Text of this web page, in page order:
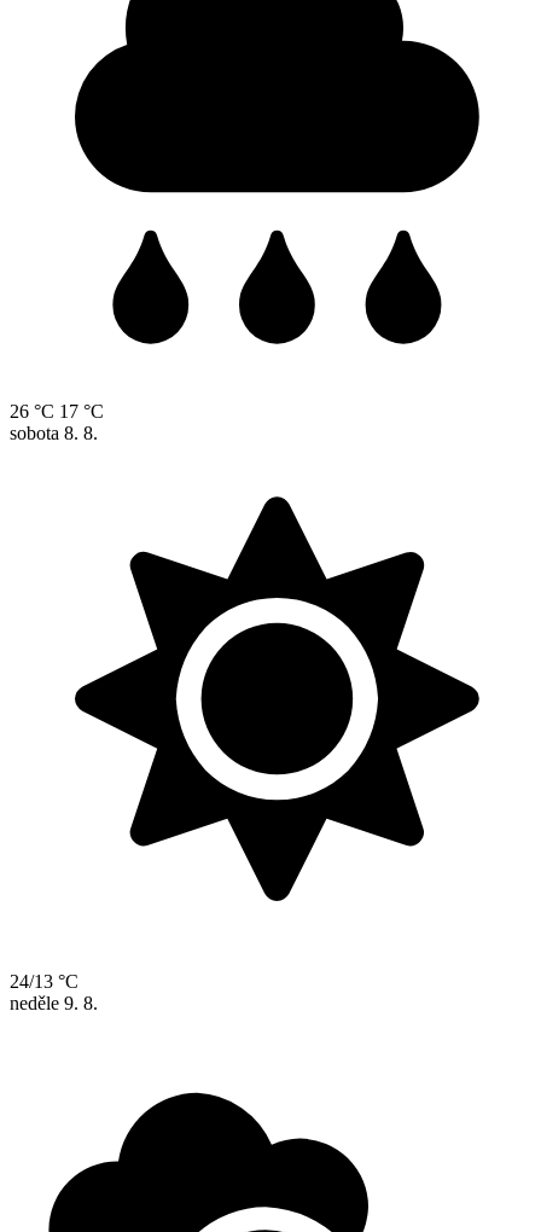
26 °C 17 °C
sobota 8. 8.
24/13 °C
neděle 9. 8.